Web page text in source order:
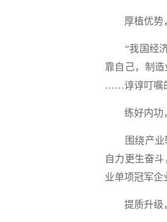
厚植优势
“我国经济
靠自己，制
……谆谆叮嘱
练好内功
围绕产业转
自力更生奋
业单项冠军
提质升级